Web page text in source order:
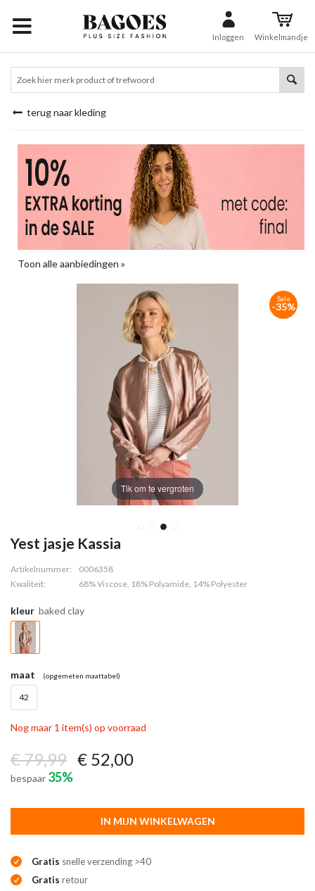
Inloggen Winkelmandje
terug naar kleding
Toon alle aanbiedingen »
Tik om te vergroten
Sale
-35%
Yest jasje Kassia
Artikelnummer:
0006358
Kwaliteit:
68% Viscose, 18% Polyamide, 14% Polyester
kleur baked clay
maat (opgemeten maattabel)
42
Nog maar 1 item(s) op voorraad
€ 79,99 € 52,00
bespaar 35%
IN MIJN WINKELWAGEN
Gratis snelle verzending >40
Gratis retour